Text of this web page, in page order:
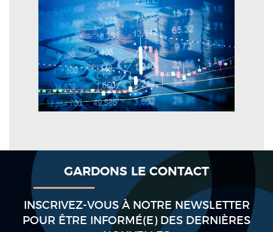
GARDONS LE CONTACT
INSCRIVEZ-VOUS À NOTRE NEWSLETTER
POUR ÊTRE INFORMÉ(E) DES DERNIÈRES